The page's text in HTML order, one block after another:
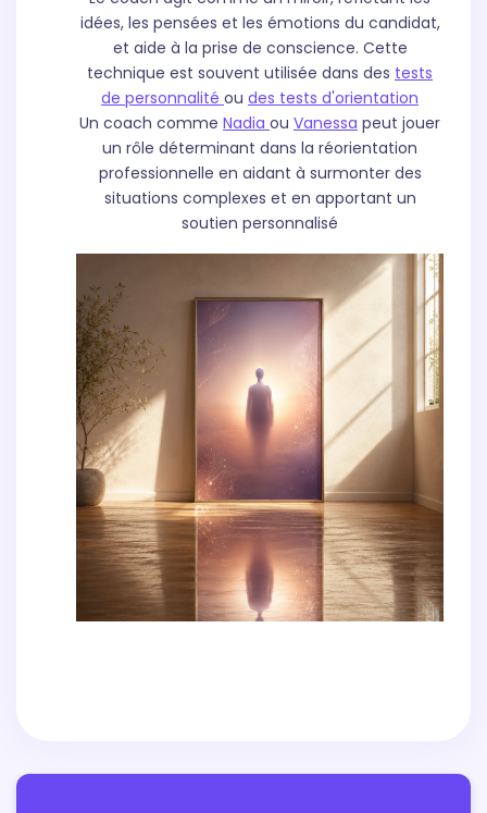
idées, les pensées et les émotions du candidat,
et aide à la prise de conscience. Cette
technique est souvent utilisée dans des tests
de personnalité ou des tests d'orientation
Un coach comme Nadia ou Vanessa peut jouer
un rôle déterminant dans la réorientation
professionnelle en aidant à surmonter des
situations complexes et en apportant un
soutien personnalisé